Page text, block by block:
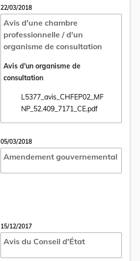
22/03/2018
Avis d'une chambre
professionnelle / d'un
organisme de consultation
Avis d'un organisme de
consultation
L5377_avis_CHFEP02_MF
NP_52.409_7171_CE.pdf
Ouvrir le document
05/03/2018
Amendement gouvernemental
15/12/2017
Avis du Conseil d'État